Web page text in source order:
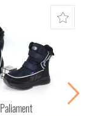
Paliament